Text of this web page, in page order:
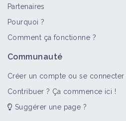
Tracteur
Partenaires
Pourquoi ?
Comment ça fonctionne ?
Communauté
Créer un compte ou se connecter
Contribuer ? Ça commence ici !
Suggérer une page ?